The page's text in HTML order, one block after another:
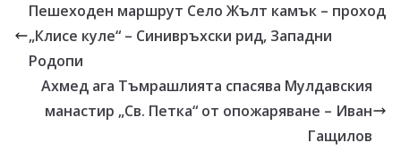
Пешеходен маршрут Село Жълт камък – проход
„Клисе куле“ – Синивръхски рид, Западни
Родопи
Ахмед ага Тъмрашлията спасява Мулдавския
манастир „Св. Петка“ от опожаряване – Иван
Гащилов